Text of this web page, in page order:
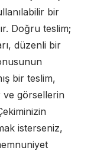
bir
Doğru teslim;
düzenli bir
bir teslim,
ve görsellerin
isterseniz,